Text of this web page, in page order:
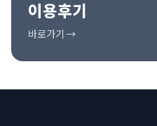
이용후기
바로가기 →